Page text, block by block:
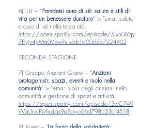
6) LILT – “Prendersi cura di sé: salute e stili di
vita per un benessere duraturo” > Tema: salute
e cura di sé nella terza età.
https://open.spotify.com/episode/5IxnQYqy
7FlyJv4pMa0Vbw?si=bb1d00d5b7224402
SECONDA STAGIONE
7) Gruppo Anziani Giarre – “Anziani
protagonisti: spazi, eventi e ruolo nella
comunità” > Tema: ruolo degli anziani nella
comunità e gestione di spazi e attività.
https://open.spotify.com/episode/5wC749
WqUrvuFlMnxLqx9p?si=a66d798b23cf4518